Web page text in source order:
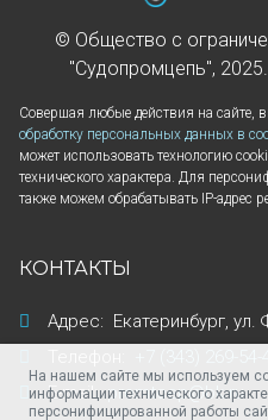
© Общество с
"Судопромцепь",
Совершая любые действия на сайте,
обработку персональных данных в
может использовать технологию
технического характера. Для
также можем обрабатывать IP-адрес
КОНТАКТЫ
Адрес: Екатеринбург, ул.
E-mail: promtcep@bk.ru
На нашем сайте мы используем
информации технического
персонифицированной работы